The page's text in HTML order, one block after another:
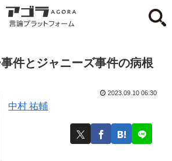
件とジャニーズ事件の病根
中村 祐輔
2023.09.10 06:30